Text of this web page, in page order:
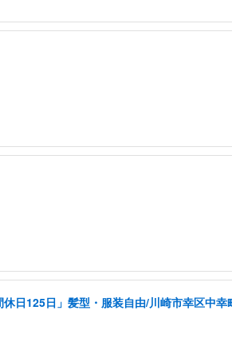
日125日」髪型・服装自由/川崎市幸区中幸